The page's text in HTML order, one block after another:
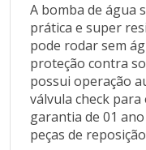
N/D -O sistema
A bomba de água
prática e super
pode rodar sem
proteção contra
possui operação
válvula check
garantia de 01
peças de